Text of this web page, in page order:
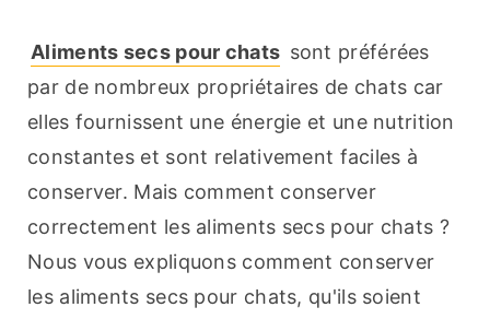
Aliments secs pour chats sont préférées
par de nombreux propriétaires de chats car
elles fournissent une énergie et une nutrition
constantes et sont relativement faciles à
conserver. Mais comment conserver
correctement les aliments secs pour chats ?
Nous vous expliquons comment conserver
les aliments secs pour chats, qu'ils soient